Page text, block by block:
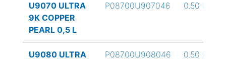
U9070 ULTRA
9K COPPER
PEARL 0,5 L
P08700U907046 0.50 L
U9080 ULTRA
P08700U908046 0.50 L